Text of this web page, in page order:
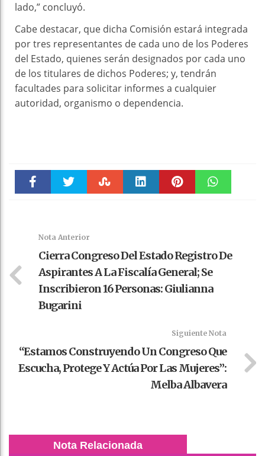
lado,” concluyó.
Cabe destacar, que dicha Comisión estará integrada
por tres representantes de cada uno de los Poderes
del Estado, quienes serán designados por cada uno
de los titulares de dichos Poderes; y, tendrán
facultades para solicitar informes a cualquier
autoridad, organismo o dependencia.
Nota Anterior
Cierra Congreso Del Estado Registro De
Aspirantes A La Fiscalía General; Se
Inscribieron 16 Personas: Giulianna
Bugarini
Siguiente Nota
“Estamos Construyendo Un Congreso Que
Escucha, Protege Y Actúa Por Las Mujeres”:
Melba Albavera
Nota Relacionada